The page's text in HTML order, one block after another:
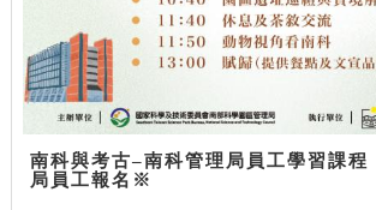
南科與考古–南科管理局員工學習課
局員工報名※